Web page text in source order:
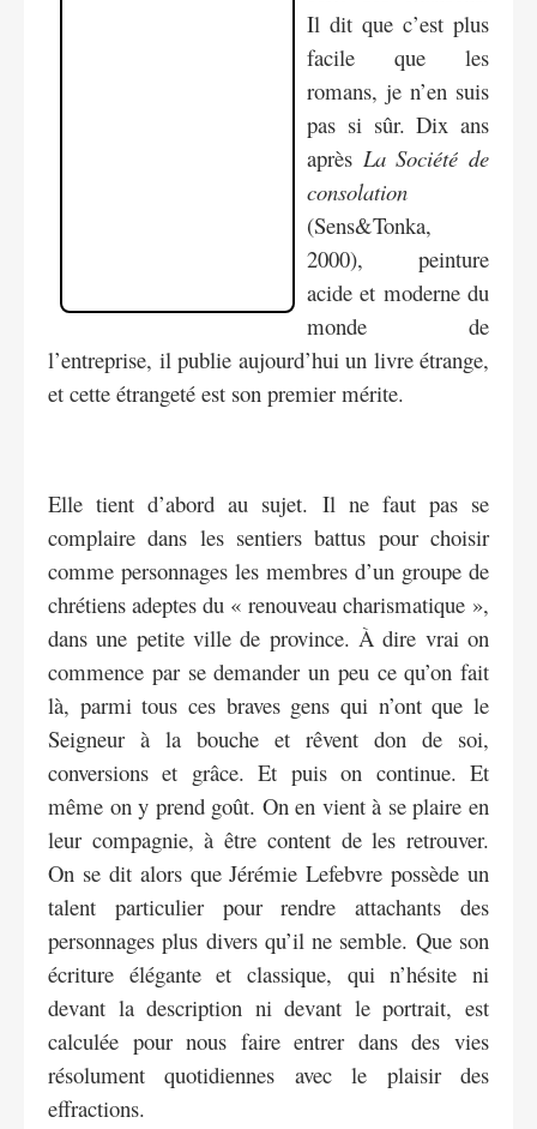
Il dit que c’est plus
facile que les
romans, je n’en suis
pas si sûr. Dix ans
après La Société de
consolation
(Sens&Tonka,
2000), peinture
acide et moderne du
monde de
l’entreprise, il publie aujourd’hui un livre étrange,
et cette étrangeté est son premier mérite.
Elle tient d’abord au sujet. Il ne faut pas se
complaire dans les sentiers battus pour choisir
comme personnages les membres d’un groupe de
chrétiens adeptes du « renouveau charismatique »,
dans une petite ville de province. À dire vrai on
commence par se demander un peu ce qu’on fait
là, parmi tous ces braves gens qui n’ont que le
Seigneur à la bouche et rêvent don de soi,
conversions et grâce. Et puis on continue. Et
même on y prend goût. On en vient à se plaire en
leur compagnie, à être content de les retrouver.
On se dit alors que Jérémie Lefebvre possède un
talent particulier pour rendre attachants des
personnages plus divers qu’il ne semble. Que son
écriture élégante et classique, qui n’hésite ni
devant la description ni devant le portrait, est
calculée pour nous faire entrer dans des vies
résolument quotidiennes avec le plaisir des
effractions.